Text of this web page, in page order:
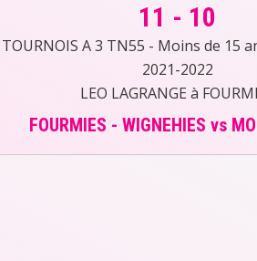
11 - 10
TOURNOIS A 3 TN55 - Moins de 15
2021-2022
LEO LAGRANGE à
FOURMIES - WIGNEHIES vs